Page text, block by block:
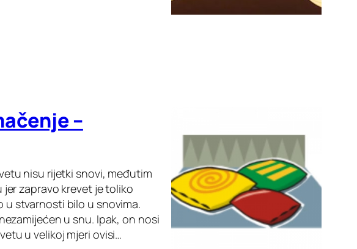
–
nisu rijetki snovi, međutim
zapravo krevet je toliko
stvarnosti bilo u snovima.
u snu. Ipak, on nosi
u velikoj mjeri ovisi…